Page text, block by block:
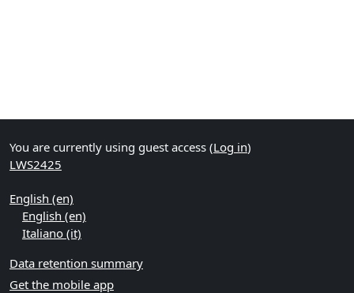
You are currently using guest access (Log in)
LWS2425
English ‎(en)‎
English ‎(en)‎
Italiano ‎(it)‎
Data retention summary
Get the mobile app